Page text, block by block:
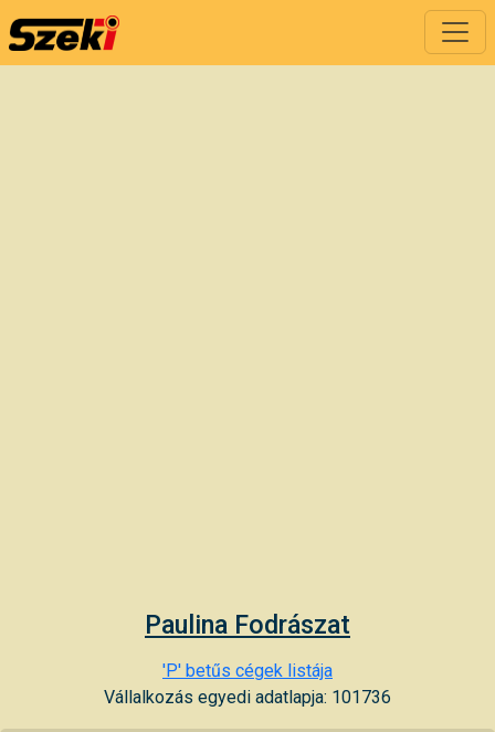
Paulina Fodrászat
'P' betűs cégek listája
Vállalkozás egyedi adatlapja: 101736